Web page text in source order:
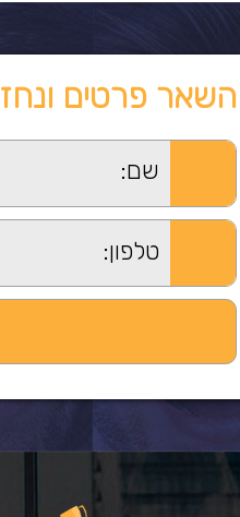
השאר פרטים